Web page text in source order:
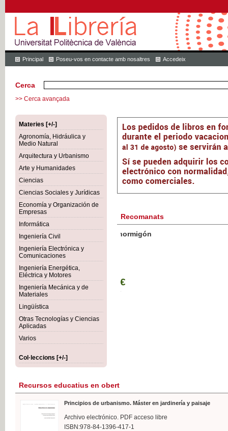
Principal Poseu-vos en contacte amb nosaltres Accedeix
Cerca
>> Cerca avançada
Materies [+/-]
Agronomía, Hidráulica y
Medio Natural
Arquitectura y Urbanismo
Arte y Humanidades
Ciencias
Ciencias Sociales y Jurídicas
Economía y Organización de
Empresas
Informática
Ingeniería Civil
Ingeniería Electrónica y
Comunicaciones
Ingeniería Energética,
Eléctrica y Motores
Ingeniería Mecánica y de
Materiales
Lingüística
Otras Tecnologías y Ciencias
Aplicadas
Varios
Col·leccions [+/-]
Recomanats
Botánica Agroalimentaria
Recursos educatius en obert
Principios de urbanismo. Máster en jardinería y paisaje
Archivo electrónico. PDF acceso libre
ISBN:978-84-1396-417-1